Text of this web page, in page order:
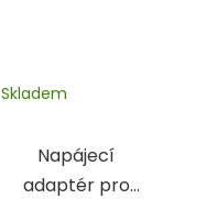
Napájecí
adaptér pro
Skladem